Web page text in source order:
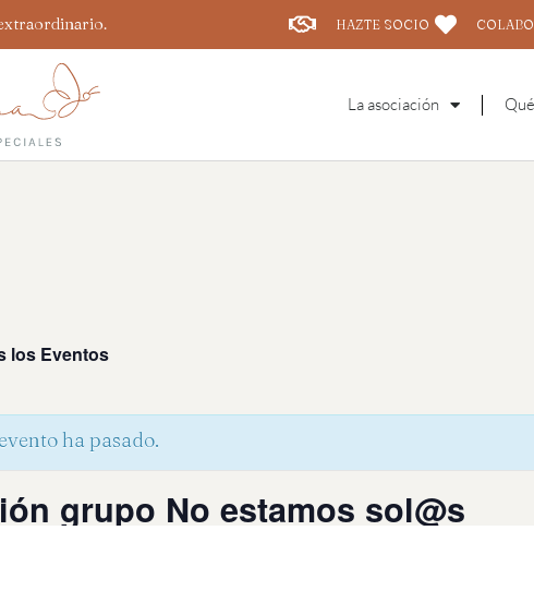
HAZTE SOCIO
La asociación
los Eventos
ha pasado.
grupo No estamos sol@s